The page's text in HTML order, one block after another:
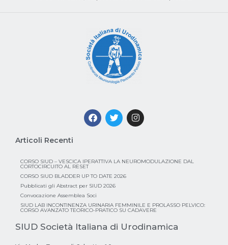
Articoli Recenti
CORSO SIUD – VESCICA IPERATTIVA LA NEUROMODULAZIONE DAL
CORTOCIRCUITO AL RESET
CORSO SIUD BLADDER UP TO DATE 2026
Pubblicati gli Abstract per SIUD 2026
Convocazione Assemblea Soci
SIUD LAB INCONTINENZA URINARIA FEMMINILE E PROLASSO PELVICO:
CORSO AVANZATO TEORICO-PRATICO SU CADAVERE
SIUD Società Italiana di Urodinamica